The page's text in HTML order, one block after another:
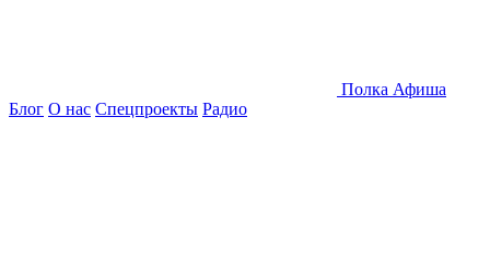
Полка Афиша
Блог О нас Спецпроекты Радио